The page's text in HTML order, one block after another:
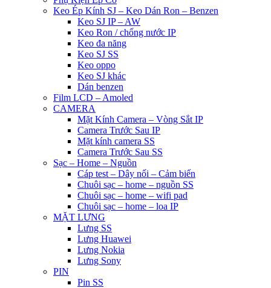
Keo Ép Kính SJ – Keo Dán Ron – Benzen
Keo SJ IP – AW
Keo Ron / chống nước IP
Keo đa năng
Keo SJ SS
Keo oppo
Keo SJ khác
Dán benzen
Film LCD – Amoled
CAMERA
Mặt Kính Camera – Vòng Sắt IP
Camera Trước Sau IP
Mặt kính camera SS
Camera Trước Sau SS
Sạc – Home – Nguồn
Cáp test – Dây nối – Cảm biến
Chuôi sạc – home – nguồn SS
Chuôi sạc – home – wifi pad
Chuôi sạc – home – loa IP
MẶT LƯNG
Lưng SS
Lưng Huawei
Lưng Nokia
Lưng Sony
PIN
Pin SS